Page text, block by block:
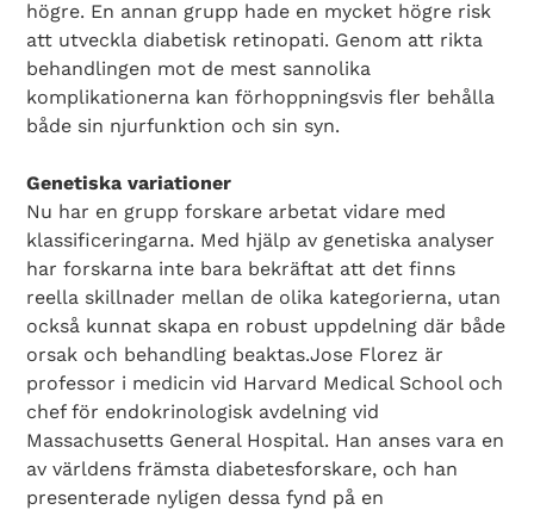
högre. En annan grupp hade en mycket högre risk
att utveckla diabetisk retinopati. Genom att rikta
behandlingen mot de mest sannolika
komplikationerna kan förhoppningsvis fler behålla
både sin njurfunktion och sin syn.
Genetiska variationer
Nu har en grupp forskare arbetat vidare med
klassificeringarna. Med hjälp av genetiska analyser
har forskarna inte bara bekräftat att det finns
reella skillnader mellan de olika kategorierna, utan
också kunnat skapa en robust uppdelning där både
orsak och behandling beaktas.Jose Florez är
professor i medicin vid Harvard Medical School och
chef för endokrinologisk avdelning vid
Massachusetts General Hospital. Han anses vara en
av världens främsta diabetesforskare, och han
presenterade nyligen dessa fynd på en